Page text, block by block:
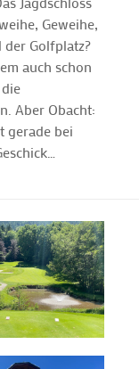
Geweihe,
der Golfplatz?
auch schon
Aber Obacht:
gerade bei